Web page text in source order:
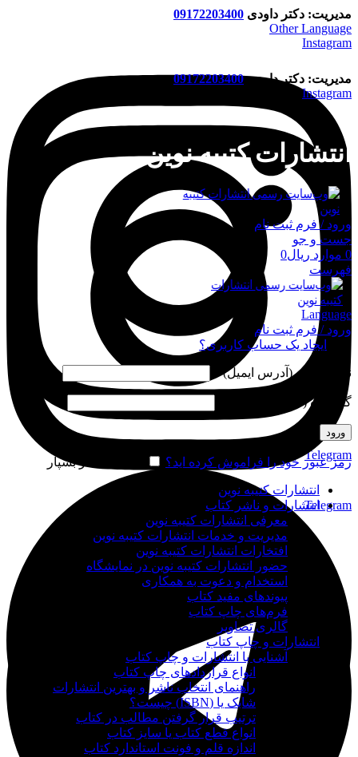
مدیریت: دکتر داودی 09172203400
Other Language
Instagram
Telegram
مدیریت: دکتر داودی09172203400
Instagram
Telegram
انتشارات کتیبه نوین
ورود / فرم ثبت نام
جست و جو
0 موارد ریال0
فهرست
Language
ورود / فرم ثبت نام
ورود
ایجاد یک حساب کاربری؟
نام کاربری (آدرس ایمیل)
گذرواژه (شماره موبایل)
ورود
رمز عبور خود را فراموش کرده اید؟ مرا به خاطر بسپار
انتشارات کتیبه نوین
انتشارات و ناشر کتاب
معرفی انتشارات کتیبه نوین
مدیریت و خدمات انتشارات کتیبه نوین
افتخارات انتشارات کتیبه نوین
حضور انتشارات کتیبه نوین در نمایشگاه‌
استخدام و دعوت به همکاری
پیوندهای مفید کتاب
فرم‌های چاپ کتاب
گالری تصاویر
انتشارات و چاپ کتاب
آشنایی با انتشارات و چاپ کتاب
انواع قراردادهای چاپ کتاب
راهنمای انتخاب ناشر و بهترین انتشارات
شابک یا (ISBN) چیست؟
ترتیب قرار گرفتن مطالب در کتاب
انواع قطع کتاب یا سایز کتاب
اندازه قلم و فونت استاندارد کتاب